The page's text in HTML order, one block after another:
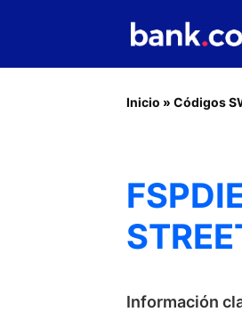
Inicio » Códigos
Información